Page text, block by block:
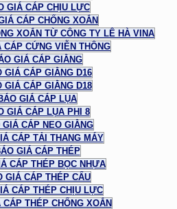
GIÁ CÁP CHỊU LỰC
CÁP CHỐNG XOẮN
XOẮN TỪ CÔNG TY LÊ HÀ VINA
CÁP CỨNG VIỄN THÔNG
GIÁ CÁP GIẰNG
GIÁ CÁP GIẰNG D16
GIÁ CÁP GIẰNG D18
GIÁ CÁP LỤA
GIÁ CÁP LỤA PHI 8
GIÁ CÁP NEO GIẰNG
CÁP TẢI THANG MÁY
GIÁ CÁP THÉP
CÁP THÉP BỌC NHỰA
GIÁ CÁP THÉP CẨU
CÁP THÉP CHỊU LỰC
CÁP THÉP CHỐNG XOẮN